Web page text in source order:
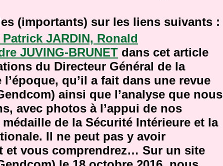
(importants) sur les liens suivants :
JARDIN, Ronald
JUVING-BRUNET dans cet article
du Directeur Général de la
qu’il a fait dans une revue
ainsi que l’analyse que nous
avec photos à l’appui de nos
de la Sécurité Intérieure et la
Il ne peut pas y avoir
et vous comprendrez…Sur un site